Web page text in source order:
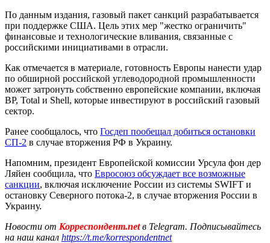
По данным издания, газовый пакет санкций разрабатывается
при поддержке США. Цель этих мер "жестко ограничить"
финансовые и технологические вливания, связанные с
российскими инициативами в отрасли.
Как отмечается в материале, готовность Европы нанести удар
по обширной российской углеводородной промышленности
может затронуть собственно европейские компании, включая
BP, Total и Shell, которые инвестируют в российский газовый
сектор.
Ранее сообщалось, что Госдеп пообещал добиться остановки
СП-2 в случае вторжения РФ в Украину.
Напомним, президент Европейской комиссии Урсула фон дер
Ляйен сообщила, что Евросоюз обсуждает все возможные
санкции, включая исключение России из системы SWIFT и
остановку Северного потока-2, в случае вторжения России в
Украину.
Новости от Корреспондент.netв Telegram. Подписывайтесь
на наш канал https://t.me/korrespondentnet